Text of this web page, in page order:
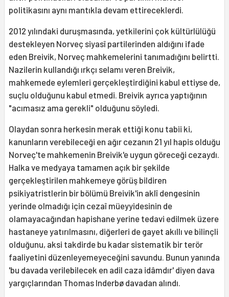
politikasını aynı mantıkla devam ettireceklerdi.
2012 yılındaki duruşmasında, yetkilerini çok kültürlülüğü
destekleyen Norveç siyasî partilerinden aldığını ifade
eden Breivik, Norveç mahkemelerini tanımadığını belirtti.
Nazilerin kullandığı ırkçı selamı veren Breivik,
mahkemede eylemleri gerçekleştirdiğini kabul ettiyse de,
suçlu olduğunu kabul etmedi. Breivik ayrıca yaptığının
"acımasız ama gerekli" olduğunu söyledi.
Olaydan sonra herkesin merak ettiği konu tabii ki,
kanunların verebileceği en ağır cezanın 21 yıl hapis olduğu
Norveç'te mahkemenin Breivik'e uygun göreceği cezaydı.
Halka ve medyaya tamamen açık bir şekilde
gerçekleştirilen mahkemeye görüş bildiren
psikiyatristlerin bir bölümü Breivik'in aklî dengesinin
yerinde olmadığı için cezaî müeyyidesinin de
olamayacağından hapishane yerine tedavi edilmek üzere
hastaneye yatırılmasını, diğerleri de gayet akıllı ve bilinçli
olduğunu, aksi takdirde bu kadar sistematik bir terör
faaliyetini düzenleyemeyeceğini savundu. Bunun yanında
'bu davada verilebilecek en adil caza idâmdır' diyen dava
yargıçlarından Thomas Inderbø davadan alındı.